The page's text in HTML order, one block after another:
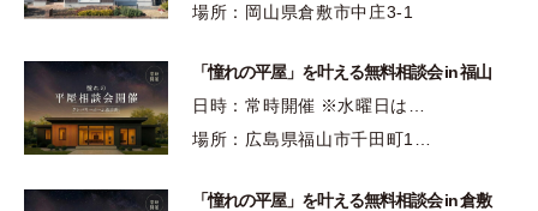
場所：岡山県倉敷市中庄3-1
「憧れの平屋」を叶える無料相談会 in 福山
日時：常時開催 ※水曜日は…
場所：広島県福山市千田町1…
「憧れの平屋」を叶える無料相談会 in 倉敷